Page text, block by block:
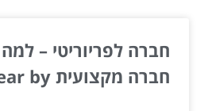
חברה לפריוריטי –
חברה מקצועית Near by